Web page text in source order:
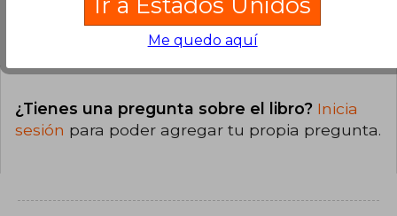
Preguntas y respuestas sobre el libro
¿Tienes una pregunta sobre el libro? Inicia
sesión para poder agregar tu propia pregunta.
Me quedo aquí